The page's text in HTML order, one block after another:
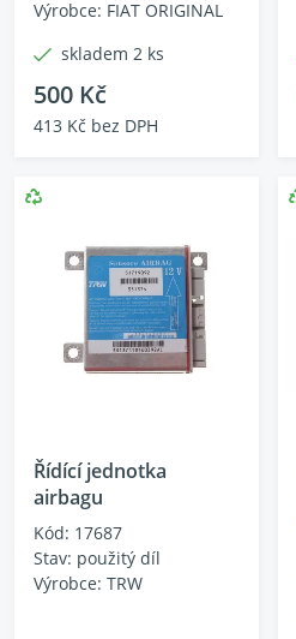
Výrobce: FIAT ORIGINAL
skladem 2 ks
500 Kč
413 Kč bez DPH
Řídící jednotka
airbagu
Kód: 17687
Stav: použitý díl
Výrobce: TRW